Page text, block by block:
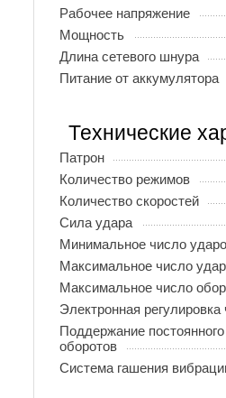
Рабочее напряжение
Мощность
Длина сетевого шнура
Питание от аккумулятора
Технические
Патрон
Количество режимов
Количество скоростей
Сила удара
Минимальное число
Максимальное число
Максимальное число
Электронная
Поддержание
оборотов
Система гашения